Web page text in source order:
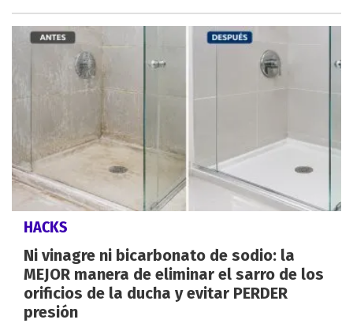
HACKS
Ni vinagre ni bicarbonato de sodio: la
MEJOR manera de eliminar el sarro de los
orificios de la ducha y evitar PERDER
presión